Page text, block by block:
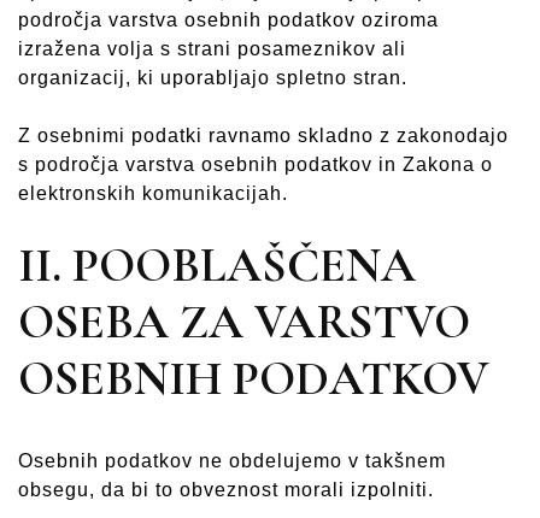
področja varstva osebnih podatkov oziroma
izražena volja s strani posameznikov ali
organizacij, ki uporabljajo spletno stran.
Z osebnimi podatki ravnamo skladno z zakonodajo
s področja varstva osebnih podatkov in Zakona o
elektronskih komunikacijah.
II. POOBLAŠČENA
OSEBA ZA VARSTVO
OSEBNIH PODATKOV
Osebnih podatkov ne obdelujemo v takšnem
obsegu, da bi to obveznost morali izpolniti.